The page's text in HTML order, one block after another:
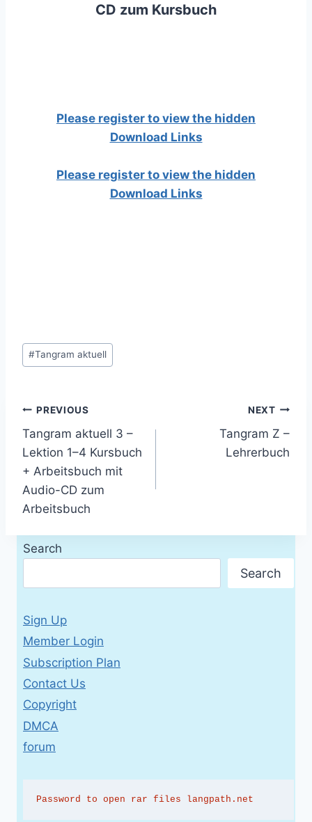
CD zum Kursbuch
Please register to view the hidden
Download Links
Please register to view the hidden
Download Links
Post
Tags:
#Tangram aktuell
Post
navigation
PREVIOUS
Tangram aktuell 3 –
Lektion 1–4 Kursbuch
+ Arbeitsbuch mit
Audio-CD zum
Arbeitsbuch
NEXT
Tangram Z –
Lehrerbuch
Search
Search
Sign Up
Member Login
Subscription Plan
Contact Us
Copyright
DMCA
forum
Password to open rar files langpath.net